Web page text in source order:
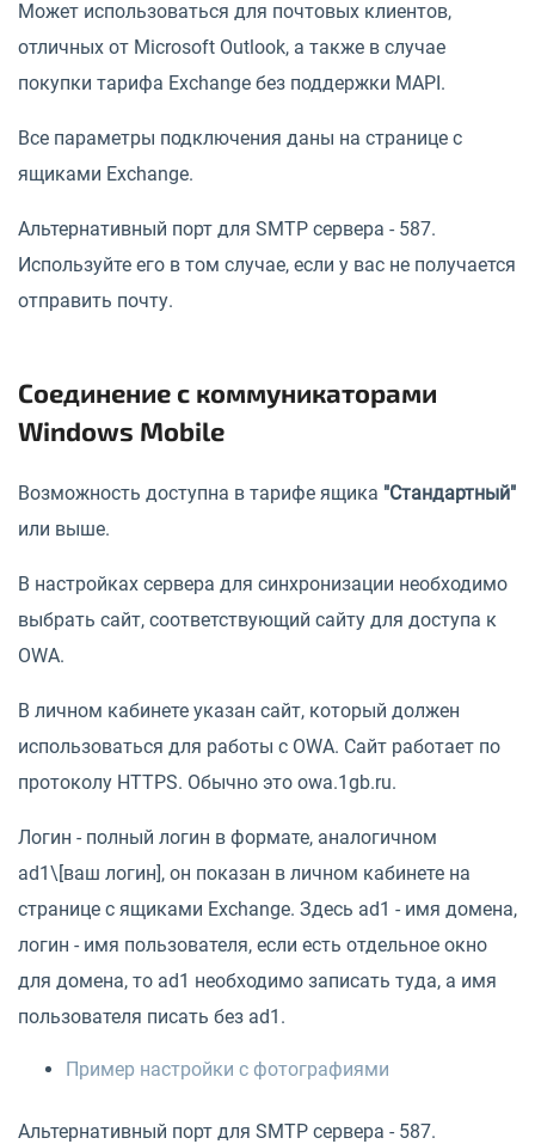
Может использоваться для почтовых клиентов,
отличных от Microsoft Outlook, а также в случае
покупки тарифа Exchange без поддержки MAPI.
Все параметры подключения даны на странице с
ящиками Exchange.
Альтернативный порт для SMTP сервера - 587.
Используйте его в том случае, если у вас не получается
отправить почту.
Соединение с коммуникаторами
Windows Mobile
Возможность доступна в тарифе ящика "Стандартный"
или выше.
В настройках сервера для синхронизации необходимо
выбрать сайт, соответствующий сайту для доступа к
OWA.
В личном кабинете указан сайт, который должен
использоваться для работы с OWA. Сайт работает по
протоколу HTTPS. Обычно это owa.1gb.ru.
Логин - полный логин в формате, аналогичном
ad1\[ваш логин], он показан в личном кабинете на
странице с ящиками Exchange. Здесь ad1 - имя домена,
логин - имя пользователя, если есть отдельное окно
для домена, то ad1 необходимо записать туда, а имя
пользователя писать без ad1.
Пример настройки с фотографиями
Альтернативный порт для SMTP сервера - 587.